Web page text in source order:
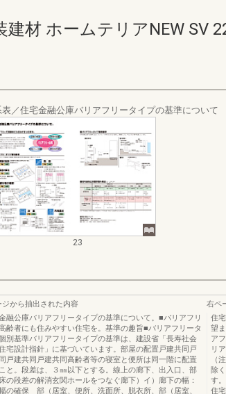
建材 ホームテリアNEW SV
／住宅金融公庫バリアフリータイプの基準について
23
ジから抽出された内容
融公庫バリアフリータイプの基準について。■バリアフリ
齢者にも住みやすい住宅を。基準の趣旨■バリアフリータ
別基準バリアフリータイプの基準は、建設省「長寿社会
宅設計指針」に基づいています。部屋の配置戸建共同戸
戸建共同戸建共同高齢者等の寝室と便所は同一階に配置
と。段差は、３㎜以下とする。線上の廊下、出入口、部
の段差の解消玄関ホールをつなぐ廊下）イ）廊下の幅：
の確保 部（居室、便所、洗面所、脱衣所、部（居室、
右ペ
住
望
ア
リ
（
除
す
住